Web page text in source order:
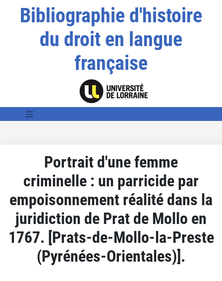
Bibliographie d'histoire
du droit en langue
française
Portrait d'une femme
criminelle : un parricide par
empoisonnement réalité dans la
juridiction de Prat de Mollo en
1767. [Prats-de-Mollo-la-Preste
(Pyrénées-Orientales)].